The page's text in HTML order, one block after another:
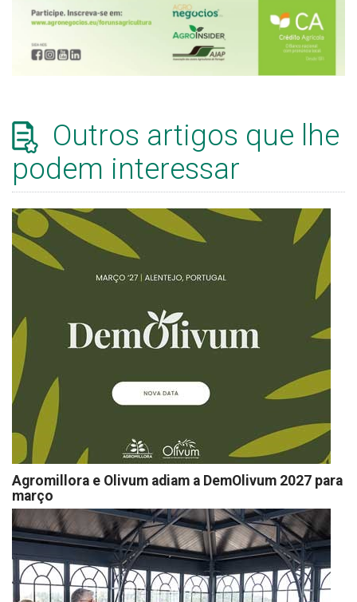
Outros artigos que lhe
podem interessar
Agromillora e Olivum adiam a DemOlivum 2027 para
março